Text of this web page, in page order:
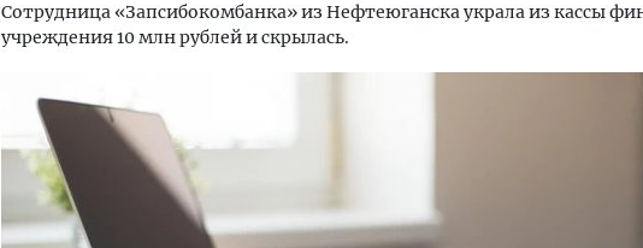
Сотрудница «Запсибокомбанка» из Нефтеюганска украла из кассы
учреждения 10 млн рублей и скрылась.